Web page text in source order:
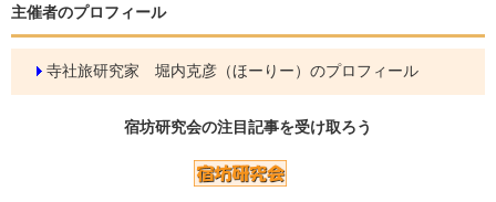
主催者のプロフィール
寺社旅研究家 堀内克彦（ほーりー）のプロフィール
宿坊研究会の注目記事を受け取ろう